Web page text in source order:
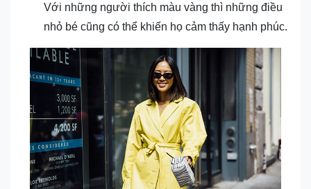
Với những người thích màu vàng thì những điều
nhỏ bé cũng có thể khiến họ cảm thấy hạnh phúc.